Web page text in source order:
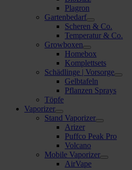
Plagron
Gartenbedarf
Scheren & Co.
Temperatur & Co.
Growboxen
Homebox
Komplettsets
Schädlinge | Vorsorge
Gelbtafeln
Pflanzen Sprays
Töpfe
Vaporizer
Stand Vaporizer
Arizer
Puffco Peak Pro
Volcano
Mobile Vaporizer
AirVape